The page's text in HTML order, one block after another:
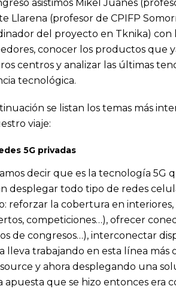
asistimos Mikel Juanes
Llarena (profesor de CPIFP
del proyecto en Tknika) con
conocer los productos que
centros y analizar las últimas
tecnológica.
se listan los temas más
viaje:
5G privadas
decir que es la tecnología 5G
desplegar todo tipo de redes
reforzar la cobertura en
competiciones…), ofrecer
de congresos…), interconectar
lleva trabajando en esta línea más
y ahora desplegando una
apuesta que se hizo entonces era